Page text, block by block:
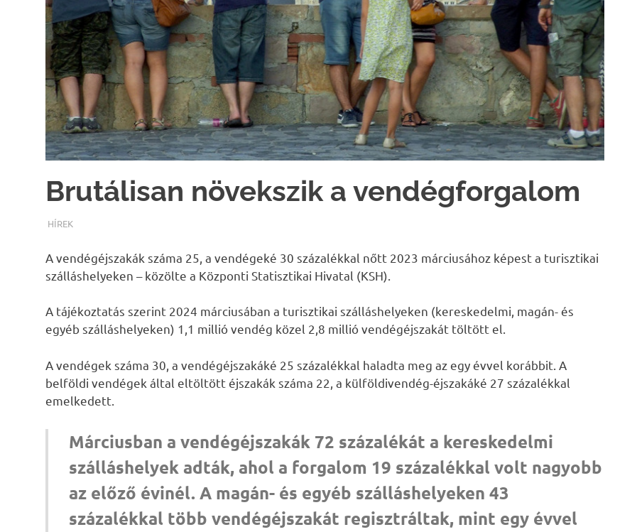
Brutálisan növekszik a vendégforgalom
TERMALFURDOK.COM
HÍREK
A vendégéjszakák száma 25, a vendégeké 30 százalékkal nőtt 2023 márciusához képest a turisztikai
szálláshelyeken – közölte a Központi Statisztikai Hivatal (KSH).
A tájékoztatás szerint 2024 márciusában a turisztikai szálláshelyeken (kereskedelmi, magán- és
egyéb szálláshelyeken) 1,1 millió vendég közel 2,8 millió vendégéjszakát töltött el.
A vendégek száma 30, a vendégéjszakáké 25 százalékkal haladta meg az egy évvel korábbit. A
belföldi vendégek által eltöltött éjszakák száma 22, a külföldivendég-éjszakáké 27 százalékkal
emelkedett.
Márciusban a vendégéjszakák 72 százalékát a kereskedelmi
szálláshelyek adták, ahol a forgalom 19 százalékkal volt nagyobb
az előző évinél. A magán- és egyéb szálláshelyeken 43
százalékkal több vendégéjszakát regisztráltak, mint egy évvel